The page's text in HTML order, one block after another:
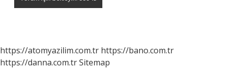
https://atomyazilim.com.tr https://bano.com.tr
https://danna.com.trSitemap